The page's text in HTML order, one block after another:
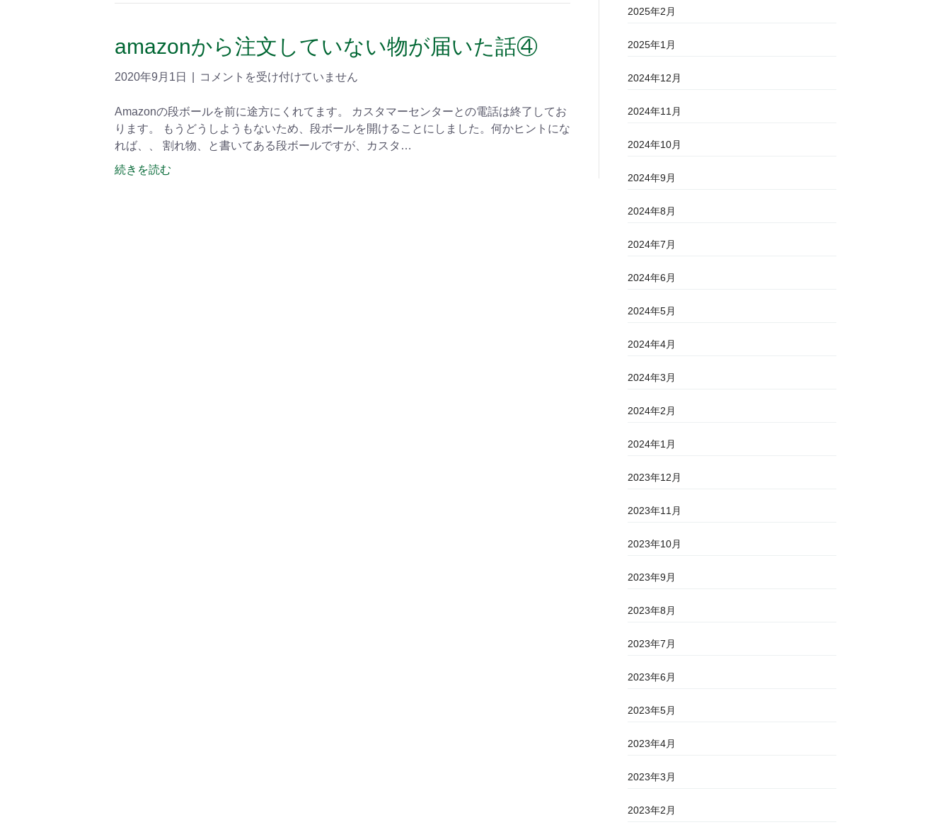
amazonから注文していない物が届いた話④
2020年9月1日 コメントを受け付けていません
Amazonの段ボールを前に途方にくれてます。 カスタマーセンターとの電話は終了してお
ります。 もうどうしようもないため、段ボールを開けることにしました。何かヒントにな
れば、、 割れ物、と書いてある段ボールですが、カスタ…
続きを読む
2025年2月
2025年1月
2024年12月
2024年11月
2024年10月
2024年9月
2024年8月
2024年7月
2024年6月
2024年5月
2024年4月
2024年3月
2024年2月
2024年1月
2023年12月
2023年11月
2023年10月
2023年9月
2023年8月
2023年7月
2023年6月
2023年5月
2023年4月
2023年3月
2023年2月